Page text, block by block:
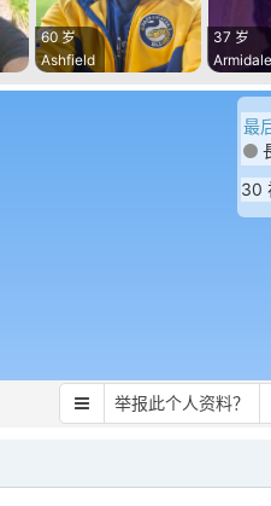
60 岁
Ashfield
37 岁
Armidale
最
30
举报此个人资料？